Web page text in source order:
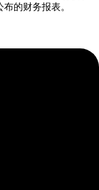
的财务报表。